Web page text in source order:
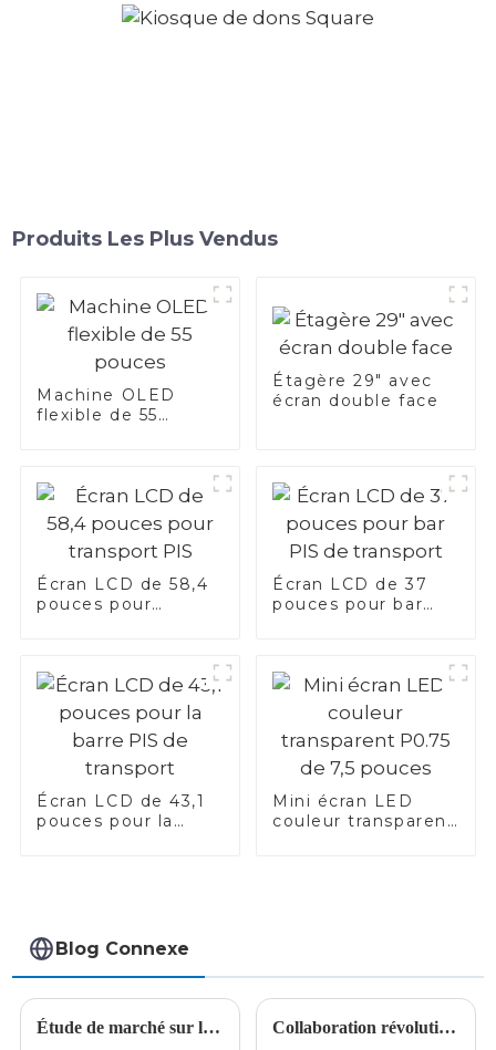
Produits Les Plus Vendus
Machine OLED
flexible de 55
Étagère 29" avec
écran double face
Écran LCD de 58,4
pouces pour
Écran LCD de 37
pouces pour bar
Écran LCD de 43,1
pouces pour la
Mini écran LED
couleur transparent
Blog Connexe
Étude de marché sur les écrans transparents : en 2023, la taille du marché mondial est d'environ 380 millions de dollars américains Collaboration révolutionnaire entre XDC et Lumileds dans le développement d'écrans Micro-IC MicroLED